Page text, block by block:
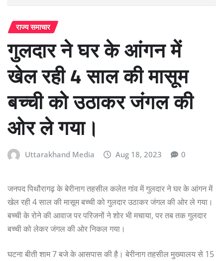
राज्य समाचार
गुलदार ने घर के आंगन में
खेल रही 4 साल की मासूम
बच्ची को उठाकर जंगल की
ओर ले गया।
Uttarakhand Media Aug 18, 2023 0
जनपद पिथौरागढ़ के बेरीनाग तहसील कलेत गांव में गुलदार ने घर के आंगन में
खेल रही 4 साल की मासूम बच्ची को गुलदार उठाकर जंगल की ओर ले गया।
बच्ची के रोने की आवाज पर परिजनों ने शोर भी मचाया, पर तब तक गुलदार
बच्ची को लेकर जंगल की ओर निकल गया।
घटना बीती शाम 7 बजे के आसपास की है। बेरीनाग तहसील मुख्यालय से 15